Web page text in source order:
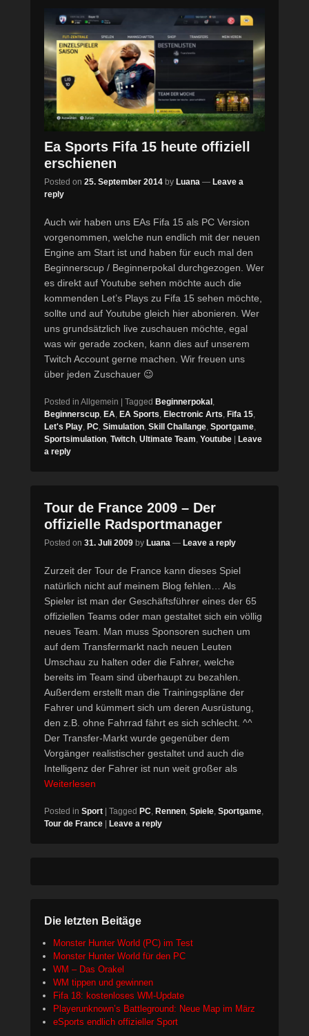
Ea Sports Fifa 15 heute offiziell
erschienen
Posted on 25. September 2014 by Luana — Leave a
reply
Auch wir haben uns EAs Fifa 15 als PC Version
vorgenommen, welche nun endlich mit der neuen
Engine am Start ist und haben für euch mal den
Beginnerscup / Beginnerpokal durchgezogen. Wer
es direkt auf Youtube sehen möchte auch die
kommenden Let’s Plays zu Fifa 15 sehen möchte,
sollte und auf Youtube gleich hier abonieren. Wer
uns grundsätzlich live zuschauen möchte, egal
was wir gerade zocken, kann dies auf unserem
Twitch Account gerne machen. Wir freuen uns
über jeden Zuschauer 😉
Posted in Allgemein | Tagged Beginnerpokal
Beginnerscup EA EA Sports Electronic Arts Fifa 15
Let's Play PC Simulation Skill Challange Sportgame
Sportsimulation Twitch Ultimate Team Youtube | Leave
a reply
Tour de France 2009 – Der
offizielle Radsportmanager
Posted on 31. Juli 2009 by Luana — Leave a reply
Zurzeit der Tour de France kann dieses Spiel
natürlich nicht auf meinem Blog fehlen… Als
Spieler ist man der Geschäftsführer eines der 65
offiziellen Teams oder man gestaltet sich ein völlig
neues Team. Man muss Sponsoren suchen um
auf dem Transfermarkt nach neuen Leuten
Umschau zu halten oder die Fahrer, welche
bereits im Team sind überhaupt zu bezahlen.
Außerdem erstellt man die Trainingspläne der
Fahrer und kümmert sich um deren Ausrüstung,
den z.B. ohne Fahrrad fährt es sich schlecht. ^^
Der Transfer-Markt wurde gegenüber dem
Vorgänger realistischer gestaltet und auch die
Intelligenz der Fahrer ist nun weit großer als
Weiterlesen
Posted in Sport | Tagged PC Rennen Spiele Sportgame
Tour de France | Leave a reply
Die letzten Beitäge
Monster Hunter World (PC) im Test
Monster Hunter World für den PC
WM – Das Orakel
WM tippen und gewinnen
Fifa 18: kostenloses WM-Update
Playerunknown’s Battleground: Neue Map im März
eSports endlich offizieller Sport